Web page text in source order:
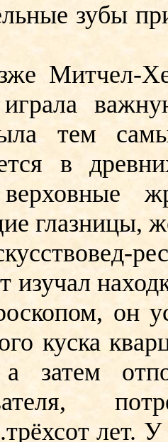
зубы
играла
тем
в
глазницы,
изучал
он
куска
а затем
лет.